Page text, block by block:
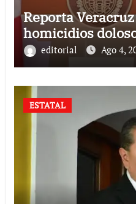
Reporta
homicidios
editorial Ago 4,
ESTATAL